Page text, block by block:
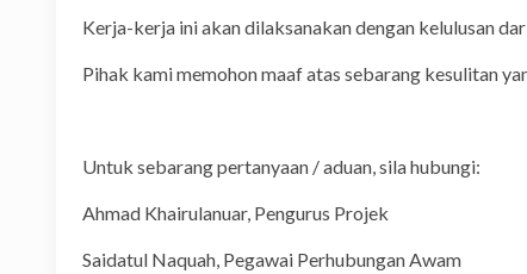
Kerja-kerja ini akan dilaksanakan dengan kelulusan
Pihak kami memohon maaf atas sebarang kesulitan
Untuk sebarang pertanyaan / aduan, sila hubungi:
Ahmad Khairulanuar,
Saidatul Naquah, Pegawai